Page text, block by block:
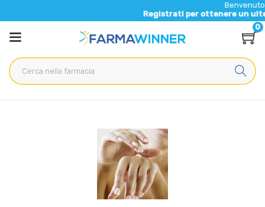
Benvenuto nel nuovo sito
Registrati per ottenere un ulteriore 5% di
0